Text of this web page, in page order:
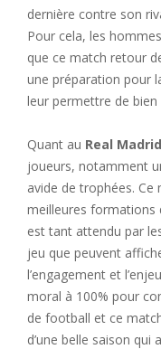
dernière contre son
Pour cela, les
que ce match retour
une préparation pour
leur permettre de
Quant au Real Madrid
joueurs, notamment
avide de trophées. Ce
meilleures formations
est tant attendu par
jeu que peuvent
l’engagement et
moral à 100% pour
de football et ce
d’une belle saison